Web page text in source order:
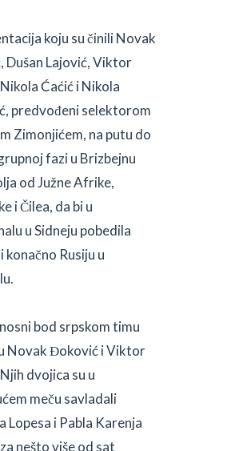
koju su činili Novak
Dušan Lajović, Viktor
Ćaćić i Nikola
predvođeni selektorom
Zimonjićem, na putu do
fazi u Brizbejnu
od Južne Afrike,
i Čilea, da bi u
u Sidneju pobedila
konačno Rusiju u
bod srpskom timu
Novak Đoković i Viktor
dvojica su u
meču savladali
Lopesa i Pabla Karenja
nešto više od sat